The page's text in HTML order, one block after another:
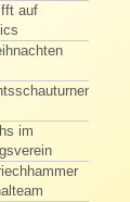
auf
im